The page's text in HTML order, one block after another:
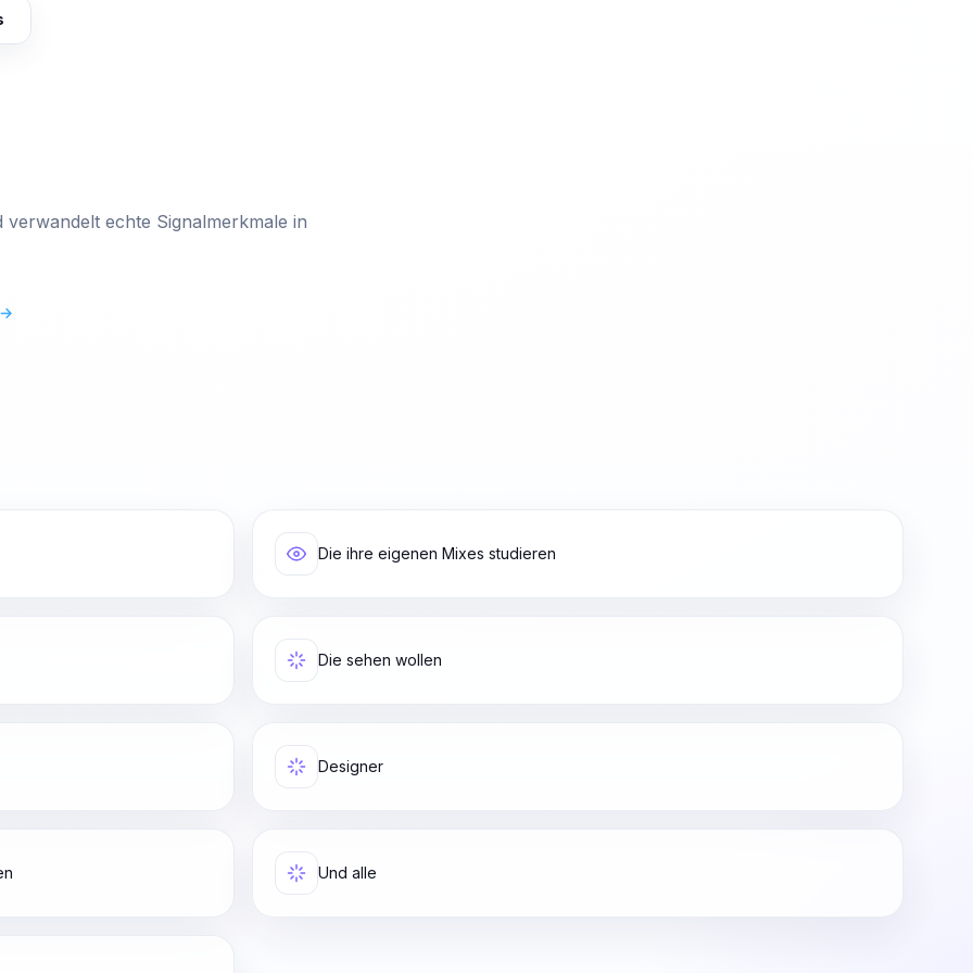
echte Signalmerkmale in
→
Die ihre eigenen Mixes studieren
Die sehen wollen
Designer
Und alle